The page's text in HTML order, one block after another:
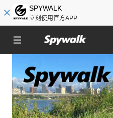
SPYWALK
立刻使用官方APP